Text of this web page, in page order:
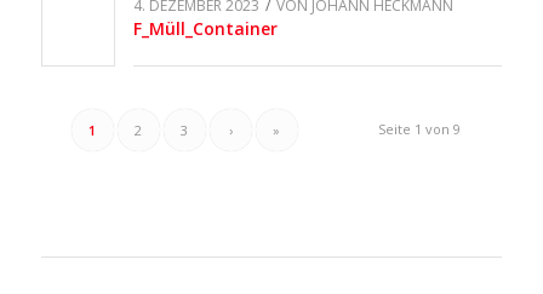
4. DEZEMBER 2023 / VON JOHANN HECKMANN
F_Müll_Container
Seite 1 von 9
1 2 3 › »